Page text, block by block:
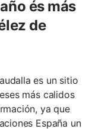
és más
de
es un sitio
más calidos
ya que
España un